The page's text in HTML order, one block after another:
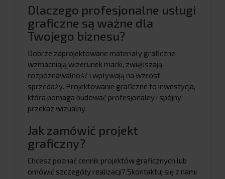
Dlaczego profesjonalne usługi
graficzne są ważne dla
Twojego biznesu?
Dobrze zaprojektowane materiały graficzne
wzmacniają wizerunek marki, zwiększają
rozpoznawalność i wpływają na wzrost
sprzedaży. Projektowanie graficzne to inwestycja,
która pomaga budować profesjonalny i spójny
przekaz wizualny.
Jak zamówić projekt
graficzny?
Chcesz poznać cennik projektów graficznych lub
omówić szczegóły realizacji? Skontaktuj się z nami